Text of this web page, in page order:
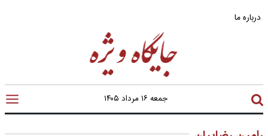
درباره ما
جمعه ۱۶ مرداد ۱۴۰۵